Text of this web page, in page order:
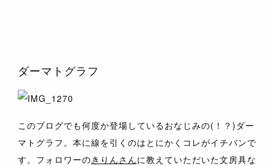
ダーマトグラフ
このブログでも何度か登場しているおなじみの(！？)ダー
マトグラフ。本に線を引くのはとにかくコレがイチバンで
す。フォロワーのきりんさんに教えていただいた文房具な